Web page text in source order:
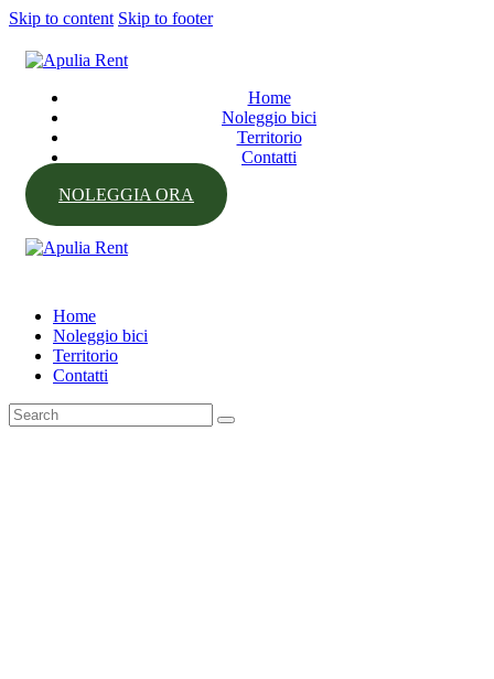
Skip to content Skip to footer
Home
Noleggio bici
Territorio
Contatti
NOLEGGIA ORA
Home
Noleggio bici
Territorio
Contatti